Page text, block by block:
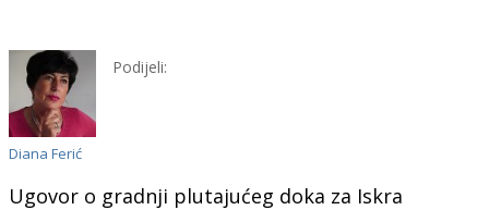
Diana Ferić
Podijeli:
Ugovor o gradnji plutajućeg doka za Iskra